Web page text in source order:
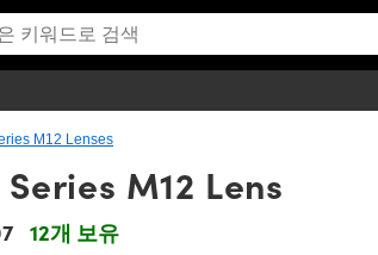
M12 Lenses
M12 Lens
12개 보유